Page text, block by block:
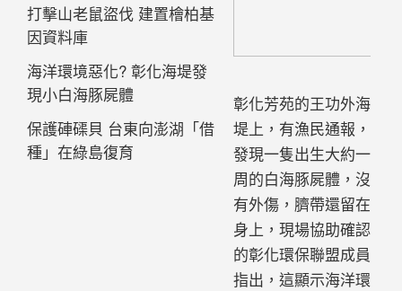
打擊山老鼠盜伐 建置檜柏基
因資料庫
海洋環境惡化? 彰化海堤發
現小白海豚屍體
保護硨磲貝 台東向澎湖「借
種」在綠島復育
彰化芳苑的王功外海
堤上，有漁民通報，
發現一隻出生大約一
周的白海豚屍體，沒
有外傷，臍帶還留在
身上，現場協助確認
的彰化環保聯盟成員
指出，這顯示海洋環